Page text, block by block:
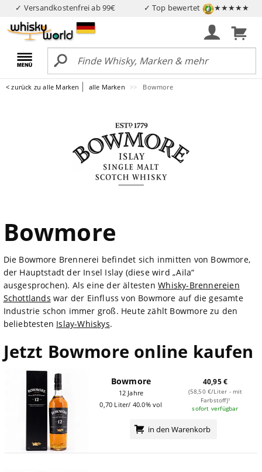
✓ Versandkostenfrei ab 99€ ✓ Top bewertet ★★★★★
< zurück zu alle Marken alle Marken Bowmore
Bowmore
Die Bowmore Brennerei befindet sich inmitten von Bowmore,
der Hauptstadt der Insel Islay (diese wird „Aila“
ausgesprochen). Als eine der ältestenWhisky-Brennereien
Schottlands war der Einfluss von Bowmore auf die gesamte
Industrie schon immer groß. Heute zählt Bowmore zu den
beliebtesten Islay-Whiskys.
Jetzt Bowmore online kaufen
Bowmore
12 Jahre
0,70 Liter/ 40.0% vol
40,95 €
(58,50 €/Liter - mit
Farbstoff)¹
sofort verfügbar
in den Warenkorb